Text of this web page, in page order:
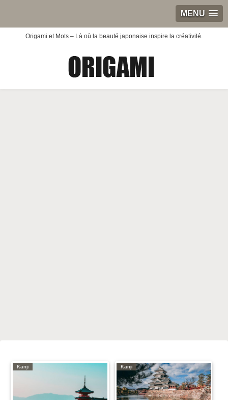
MENU
Origami et Mots – Là où la beauté japonaise inspire la créativité.
Kanji Kanji